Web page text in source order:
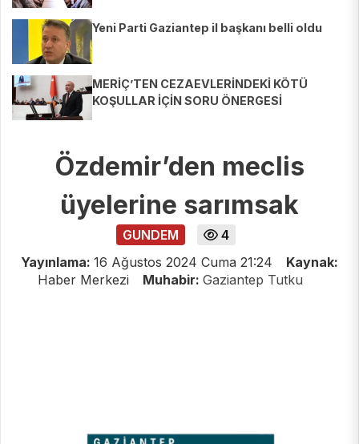
Yeni Parti Gaziantep il başkanı belli oldu
MERİÇ’TEN CEZAEVLERİNDEKİ KÖTÜ
KOŞULLAR İÇİN SORU ÖNERGESİ
Özdemir’den meclis
üyelerine sarımsak
GUNDEM
4
Yayınlama: 16 Ağustos 2024 Cuma 21:24
Kaynak:
Haber Merkezi
Muhabir: Gaziantep Tutku